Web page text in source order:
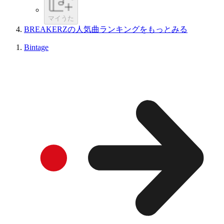
マイうた
BREAKERZの人気曲ランキングをもっとみる
Bintage